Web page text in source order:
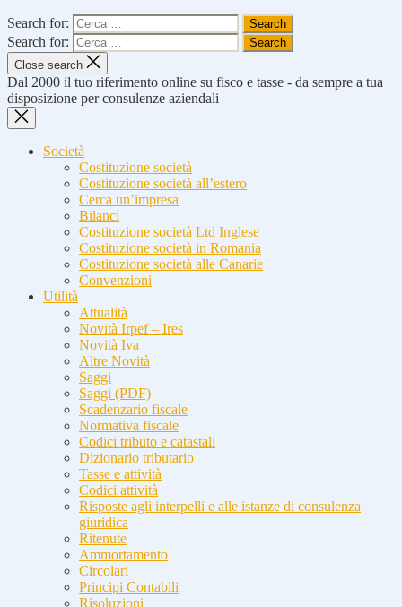
Search for:
Search for:
Close search
Dal 2000 il tuo riferimento online su fisco e tasse - da sempre a tua
disposizione per consulenze aziendali
Società
Costituzione società
Costituzione società all’estero
Cerca un’impresa
Bilanci
Costituzione società Ltd Inglese
Costituzione società in Romania
Costituzione società alle Canarie
Convenzioni
Utilità
Attualità
Novità Irpef – Ires
Novità Iva
Altre Novità
Saggi
Saggi (PDF)
Scadenzario fiscale
Normativa fiscale
Codici tributo e catastali
Dizionario tributario
Tasse e attività
Codici attività
Risposte agli interpelli e alle istanze di consulenza
giuridica
Ritenute
Ammortamento
Circolari
Principi Contabili
Risoluzioni